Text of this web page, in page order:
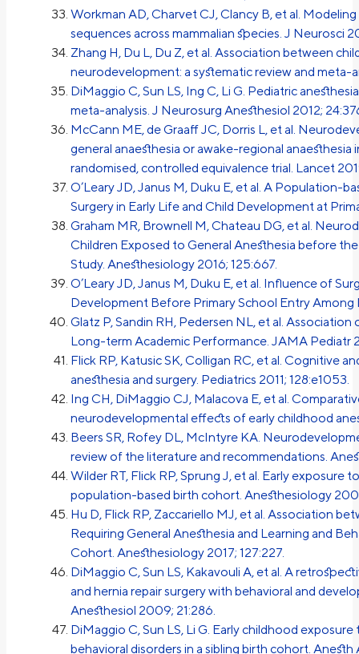
Workman AD, Charvet CJ, Clancy B, et al.
sequences across mammalian species. J Neurosci
Zhang H, Du L, Du Z, et al. Association between
neurodevelopment: a systematic review and meta-
DiMaggio C, Sun LS, Ing C, Li G. Pediatric
meta-analysis. J Neurosurg Anesthesiol 2012;
McCann ME, de Graaff JC, Dorris L, et al.
general anaesthesia or awake-regional
randomised, controlled equivalence trial. Lancet
O’Leary JD, Janus M, Duku E, et al. A Population-
Surgery in Early Life and Child Development at
Graham MR, Brownell M, Chateau DG, et al.
Children Exposed to General Anesthesia before
Study. Anesthesiology 2016; 125:667.
O’Leary JD, Janus M, Duku E, et al. Influence of
Development Before Primary School Entry Among
Glatz P, Sandin RH, Pedersen NL, et al.
Long-term Academic Performance. JAMA Pediatr
Flick RP, Katusic SK, Colligan RC, et al. Cognitive
anesthesia and surgery. Pediatrics 2011; 128:e1053.
Ing CH, DiMaggio CJ, Malacova E, et al.
neurodevelopmental effects of early childhood
Beers SR, Rofey DL, McIntyre KA.
review of the literature and recommendations.
Wilder RT, Flick RP, Sprung J, et al. Early exposure
population-based birth cohort. Anesthesiology
Hu D, Flick RP, Zaccariello MJ, et al. Association
Requiring General Anesthesia and Learning and
Cohort. Anesthesiology 2017; 127:227.
DiMaggio C, Sun LS, Kakavouli A, et al. A
and hernia repair surgery with behavioral and
Anesthesiol 2009; 21:286.
DiMaggio C, Sun LS, Li G. Early childhood
behavioral disorders in a sibling birth cohort. Anesth